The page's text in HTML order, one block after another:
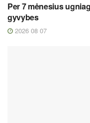
Per 7 mėnesius
gyvybes
2026 08 07